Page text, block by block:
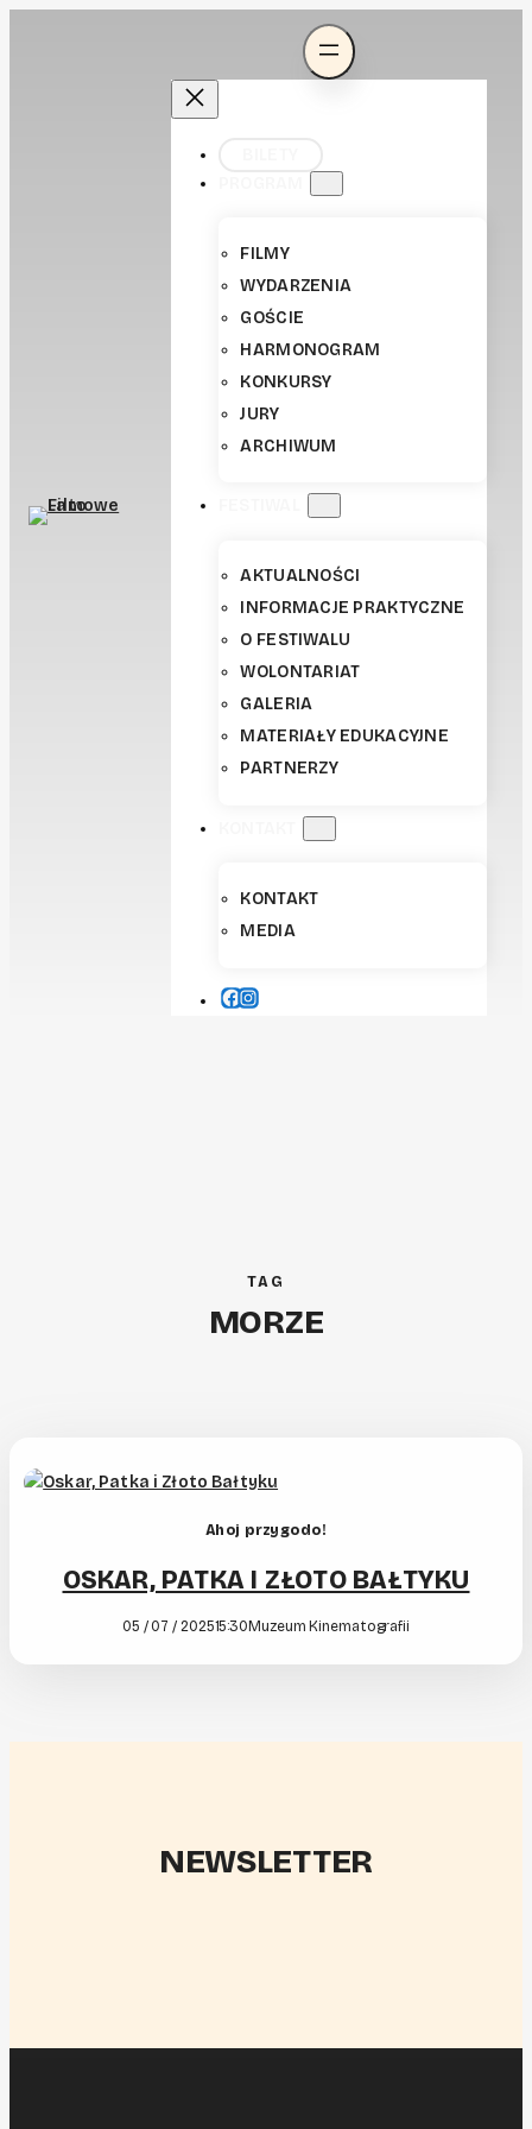
FILMY
WYDARZENIA
GOŚCIE
HARMONOGRAM
KONKURSY
JURY
ARCHIWUM
AKTUALNOŚCI
INFORMACJE PRAKTYCZNE
O FESTIWALU
WOLONTARIAT
GALERIA
MATERIAŁY EDUKACYJNE
PARTNERZY
KONTAKT
MEDIA
FACEBOOK
INSTAGRAM
TAG
MORZE
Ahoj przygodo!
OSKAR, PATKA I ZŁOTO BAŁTYKU
05 / 07 / 202515:30 Muzeum Kinematografii
NEWSLETTER